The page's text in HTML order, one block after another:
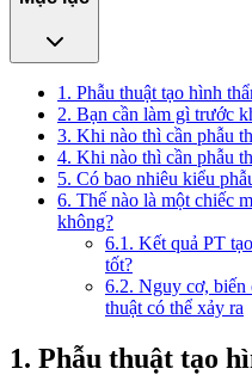
1. Phẫu thuật tạo hình
2. Bạn cần làm gì trước
3. Khi nào thì cần phẫu
4. Khi nào thì cần phẫu
5. Có bao nhiêu kiểu
6. Thế nào là một chiếc
không?
6.1. Kết quả PT
tốt?
6.2. Nguy cơ, biến
thuật có thể xảy ra
1. Phẫu thuật tạo